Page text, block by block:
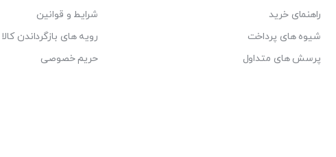
راهنمای خرید
شیوه های پرداخت
پرسش های متداول
شرایط و قوانین
رویه های بازگرداندن کالا
حریم خصوصی